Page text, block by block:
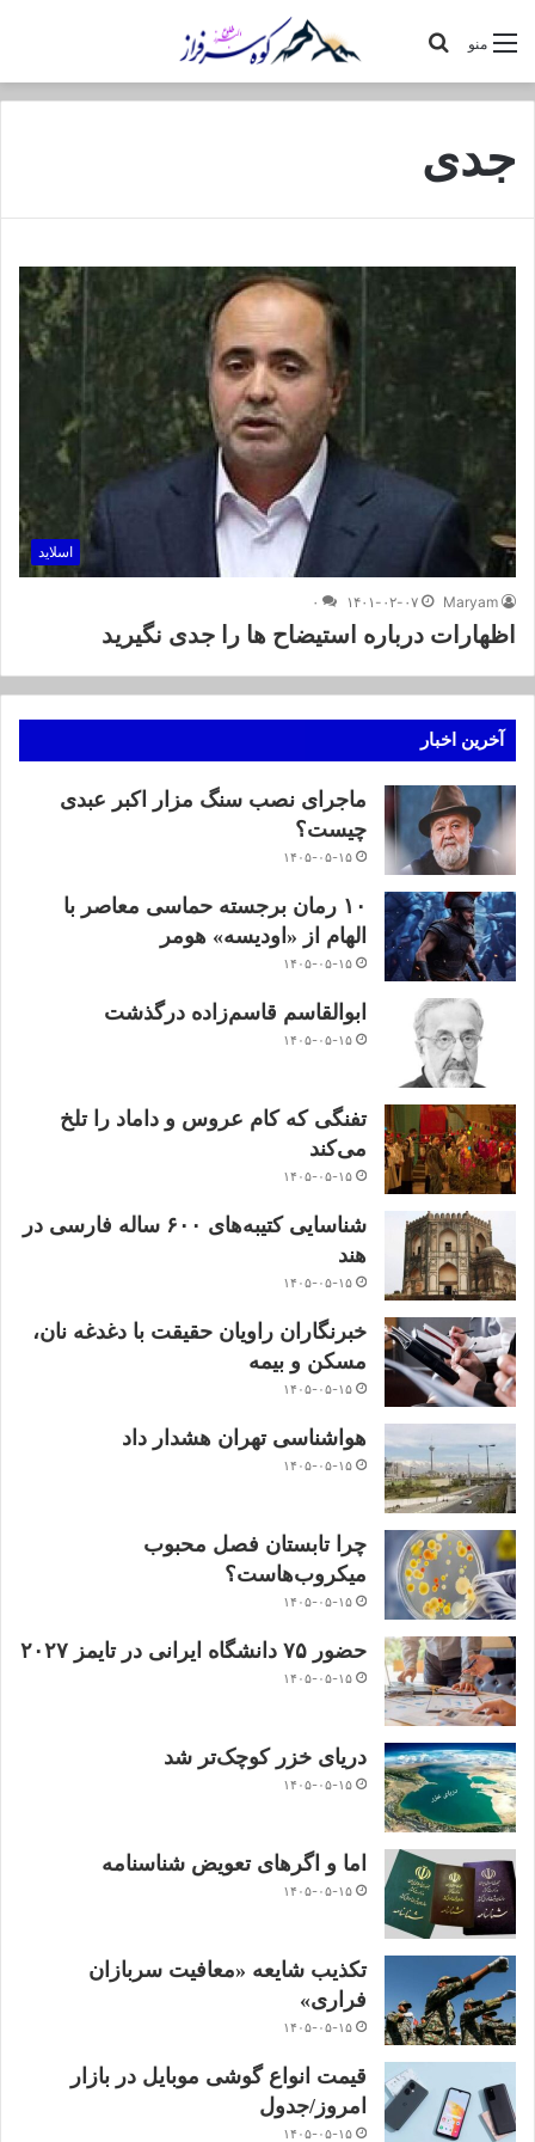
منو
جدی
اسلاید
Maryam ۱۴۰۱-۰۲-۰۷ ۰
اظهارات درباره استیضاح ها را جدی نگیرید
آخرین اخبار
ماجرای نصب سنگ مزار اکبر عبدی
چیست؟
۱۴۰۵-۰۵-۱۵
۱۰ رمان برجسته حماسی معاصر با
الهام از «اودیسه» هومر
۱۴۰۵-۰۵-۱۵
ابوالقاسم قاسم‌زاده درگذشت
۱۴۰۵-۰۵-۱۵
تفنگی که کام عروس و داماد را تلخ
می‌کند
۱۴۰۵-۰۵-۱۵
شناسایی کتیبه‌های ۶۰۰ ساله فارسی در
هند
۱۴۰۵-۰۵-۱۵
خبرنگاران راویان حقیقت با دغدغه نان،
مسکن و بیمه
۱۴۰۵-۰۵-۱۵
هواشناسی تهران هشدار داد
۱۴۰۵-۰۵-۱۵
چرا تابستان فصل محبوب
میکروب‌هاست؟
۱۴۰۵-۰۵-۱۵
حضور ۷۵ دانشگاه ایرانی در تایمز ۲۰۲۷
۱۴۰۵-۰۵-۱۵
دریای خزر کوچک‌تر شد
۱۴۰۵-۰۵-۱۵
اما و اگرهای تعویض شناسنامه
۱۴۰۵-۰۵-۱۵
تکذیب شایعه «معافیت سربازان
فراری»
۱۴۰۵-۰۵-۱۵
قیمت انواع گوشی موبایل در بازار
امروز/جدول
۱۴۰۵-۰۵-۱۵